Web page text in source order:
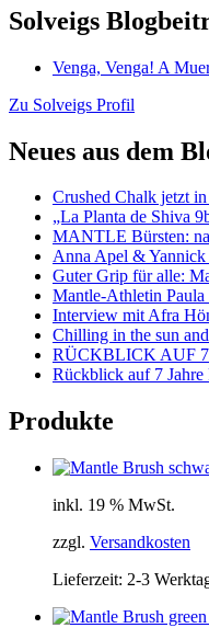
Solveigs
Venga, Venga! A
Zu Solveigs Profil
Neues aus dem
Crushed Chalk jetzt
„La Planta de Shiva
MANTLE Bürsten:
Anna Apel & Yannick
Guter Grip für alle:
Mantle-Athletin Paula
Interview mit Afra
Chilling in the sun
RÜCKBLICK AUF
Rückblick auf 7 Jahre
Produkte
inkl. 19 % MwSt.
zzgl. Versandkosten
Lieferzeit: 2-3